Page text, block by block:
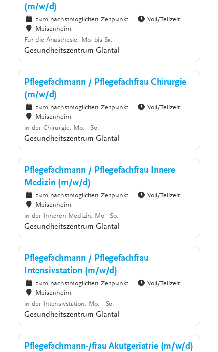
(m/w/d)
zum nächstmöglichen Zeitpunkt
Voll/Teilzeit
Meisenheim
Für die Anästhesie. Mo. bis Sa.
Gesundheitszentrum Glantal
Pflegefachmann / Pflegefachfrau Chirurgie
(m/w/d)
zum nächstmöglichen Zeitpunkt
Voll/Teilzeit
Meisenheim
in der Chirurgie. Mo. - So.
Gesundheitszentrum Glantal
Pflegefachmann / Pflegefachfrau Innere
Medizin (m/w/d)
zum nächstmöglichen Zeitpunkt
Voll/Teilzeit
Meisenheim
in der Inneren Medizin. Mo - So.
Gesundheitszentrum Glantal
Pflegefachmann / Pflegefachfrau
Intensivstation (m/w/d)
zum nächstmöglichen Zeitpunkt
Voll/Teilzeit
Meisenheim
in der Intensivstation. Mo. - So.
Gesundheitszentrum Glantal
Pflegefachmann-/frau Akutgeriatrie (m/w/d)